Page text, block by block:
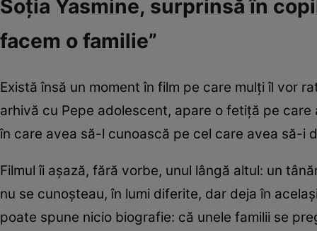
Soția Yasmine, surprinsă în
facem o familie”
Există însă un moment în film pe care mulți îl vor
arhivă cu Pepe adolescent, apare o fetiță pe
în care avea să-l cunoască pe cel care avea să-i
Filmul îi așază, fără vorbe, unul lângă altul: un
nu se cunoșteau, în lumi diferite, dar deja în
poate spune nicio biografie: că unele familii se